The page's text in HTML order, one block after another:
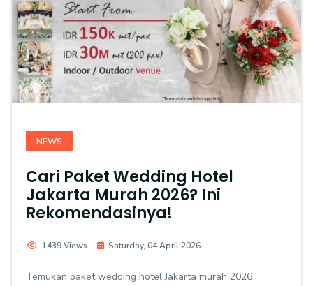
NEWS
Cari Paket Wedding Hotel
Jakarta Murah 2026? Ini
Rekomendasinya!
1439 Views Saturday, 04 April 2026
Temukan paket wedding hotel Jakarta murah 2026